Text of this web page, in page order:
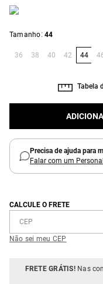
Tamanho: 44
36 38 40 42 44
Tabela
Precisa de ajuda para
Falar com um
CALCULE O FRETE
Não sei meu CEP
FRETE GRÁTIS!Nas